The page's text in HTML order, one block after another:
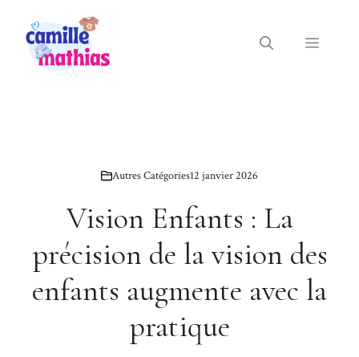
contenu
Menu
Autres Catégories12 janvier 2026
Vision Enfants : La
précision de la vision des
enfants augmente avec la
pratique